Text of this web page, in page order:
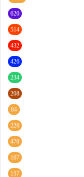
620
514
432
426
234
208
84
226
470
167
157